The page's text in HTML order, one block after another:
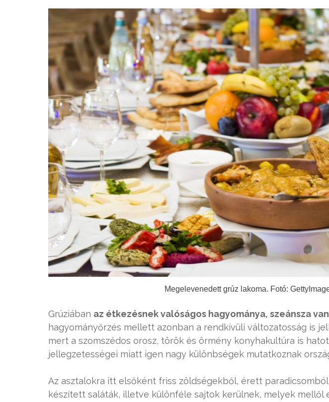
Megelevenedett grúz lakoma. Fotó:
Grúziában az étkezésnek valóságos hagyománya, szeánsza van
hagyományőrzés mellett azonban a rendkívüli változatosság is
mert a szomszédos orosz, török és örmény konyhakultúra is
jellegzetességei miatt igen nagy különbségek mutatkoznak
Az asztalokra itt elsőként friss zöldségekből, érett
készített saláták, illetve különféle sajtok kerülnek, melyek mellől